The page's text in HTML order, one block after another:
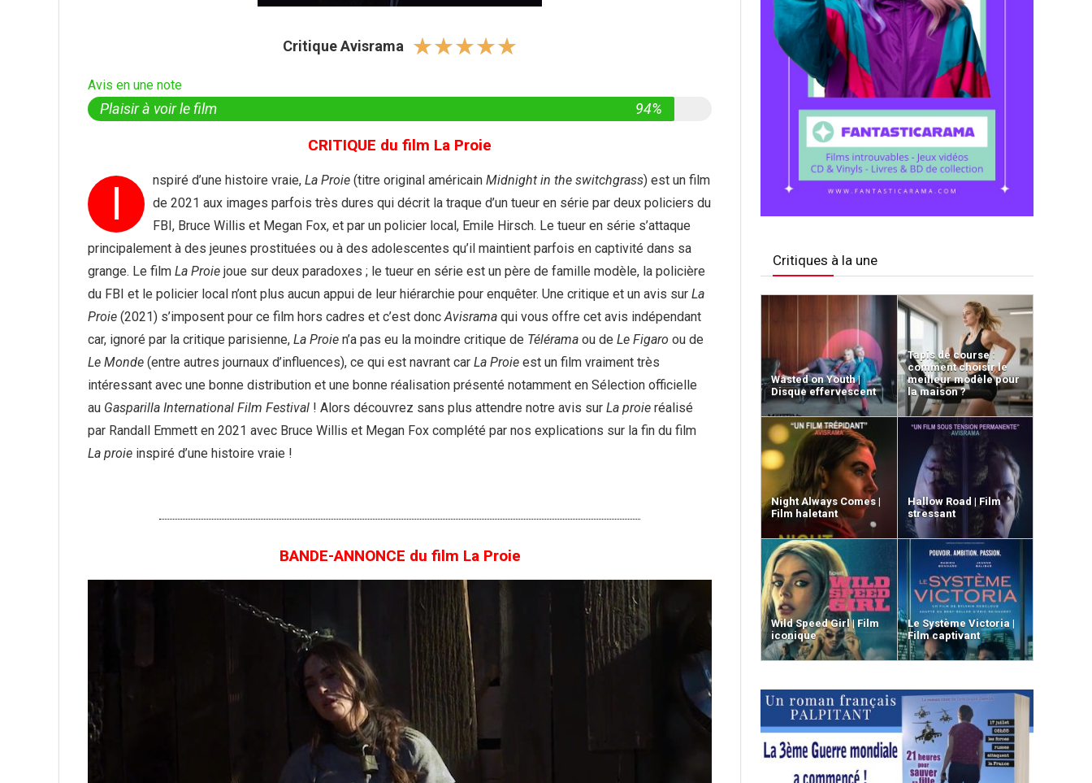
Critique Avisrama ☆☆☆☆☆
Avis en une note
Plaisir à voir le film 94%
CRITIQUE du film La Proie
I nspiré d’une histoire vraie, La Proie (titre original américain Midnight in the switchgrass) est un film
de 2021 aux images parfois très dures qui décrit la traque d’un tueur en série par deux policiers du
FBI, Bruce Willis et Megan Fox, et par un policier local, Emile Hirsch. Le tueur en série s’attaque
principalement à des jeunes prostituées ou à des adolescentes qu’il maintient parfois en captivité dans sa
grange. Le film La Proie joue sur deux paradoxes ; le tueur en série est un père de famille modèle, la policière
du FBI et le policier local n’ont plus aucun appui de leur hiérarchie pour enquêter. Une critique et un avis sur La
Proie (2021) s’imposent pour ce film hors cadres et c’est doncAvisrama qui vous offre cet avis indépendant
car, ignoré par la critique parisienne, La Proie n’a pas eu la moindre critique de Télérama ou de Le Figaro ou de
Le Monde (entre autres journaux d’influences), ce qui est navrant car La Proie est un film vraiment très
intéressant avec une bonne distribution et une bonne réalisation présenté notamment en Sélection officielle
au Gasparilla International Film Festival ! Alors découvrez sans plus attendre notre avis sur La proie réalisé
par Randall Emmett en 2021 avec Bruce Willis et Megan Fox complété par nos explications sur la fin du film
La proie inspiré d’une histoire vraie !
BANDE-ANNONCE du film La Proie
Critiques à la une
Wasted on Youth |
Disque effervescent
Tapis de course :
comment choisir le
meilleur modèle pour
la maison ?
Night Always Comes |
Film haletant
Hallow Road | Film
stressant
Wild Speed Girl | Film
iconique
Le Système Victoria |
Film captivant